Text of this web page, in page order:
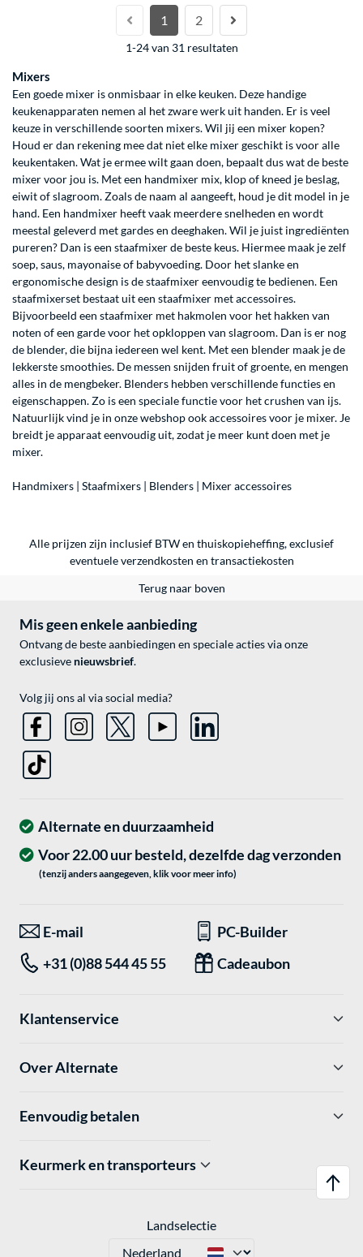
1 2
1-24 van 31 resultaten
Mixers
Een goede mixer is onmisbaar in elke keuken. Deze handige
keukenapparaten nemen al het zware werk uit handen. Er is veel
keuze in verschillende soorten mixers. Wil jij een mixer kopen?
Houd er dan rekening mee dat niet elke mixer geschikt is voor alle
keukentaken. Wat je ermee wilt gaan doen, bepaalt dus wat de beste
mixer voor jou is. Met een handmixer mix, klop of kneed je beslag,
eiwit of slagroom. Zoals de naam al aangeeft, houd je dit model in je
hand. Een handmixer heeft vaak meerdere snelheden en wordt
meestal geleverd met gardes en deeghaken. Wil je juist ingrediënten
pureren? Dan is een staafmixer de beste keus. Hiermee maak je zelf
soep, saus, mayonaise of babyvoeding. Door het slanke en
ergonomische design is de staafmixer eenvoudig te bedienen. Een
staafmixerset bestaat uit een staafmixer met accessoires.
Bijvoorbeeld een staafmixer met hakmolen voor het hakken van
noten of een garde voor het opkloppen van slagroom. Dan is er nog
de blender, die bijna iedereen wel kent. Met een blender maak je de
lekkerste smoothies. De messen snijden fruit of groente, en mengen
alles in de mengbeker. Blenders hebben verschillende functies en
eigenschappen. Zo is een speciale functie voor het crushen van ijs.
Natuurlijk vind je in onze webshop ook accessoires voor je mixer. Je
breidt je apparaat eenvoudig uit, zodat je meer kunt doen met je
mixer.
Handmixers | Staafmixers | Blenders | Mixer accessoires
Alle prijzen zijn inclusief BTW en thuiskopieheffing, exclusief
eventueleverzendkosten en transactiekosten
Terug naar boven
Mis geen enkele aanbieding
Ontvang de beste aanbiedingen en speciale acties via onze
exclusieve nieuwsbrief.
Volg jij ons al via social media?
Alternate en duurzaamheid
Voor 22.00 uur besteld, dezelfde dag verzonden
(tenzij anders aangegeven, klik voor meer info)
E-mail
PC-Builder
+31 (0)88 544 45 55
Cadeaubon
Klantenservice
Over Alternate
Eenvoudig betalen
Keurmerk en transporteurs
Landselectie